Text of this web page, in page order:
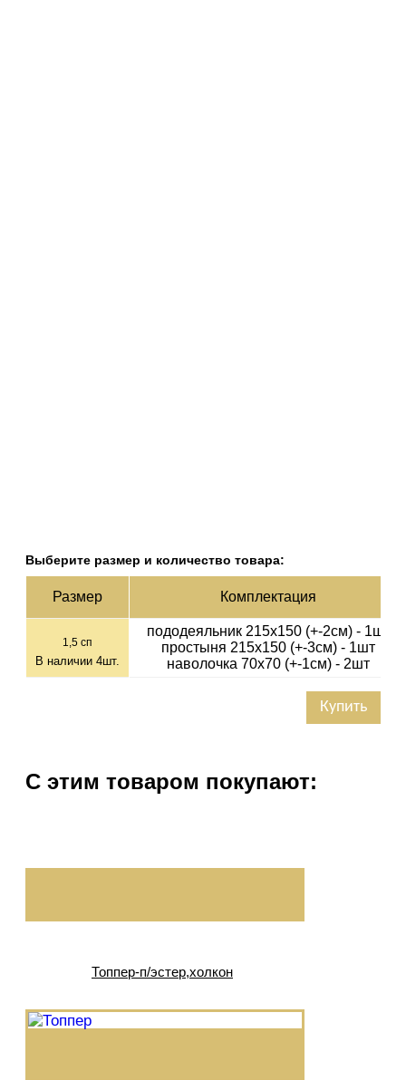
Выберите размер и количество товара:
Раз­мер Ком­плек­тация
1,5 сп
В наличии 4шт.
пододеяльник 215х150 (+-2см) - 1шт
простыня 215х150 (+-3см) - 1шт
наволочка 70х70 (+-1см) - 2шт
Купить
С этим товаром покупают:
Топпер-п/эстер,холкон